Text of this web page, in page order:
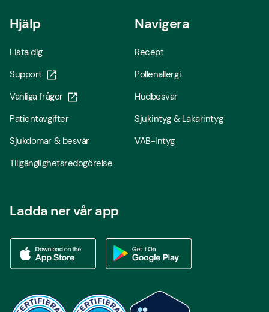
Hjälp
Lista dig
Support
Vanliga frågor
Patientavgifter
Sjukdomar & besvär
Tillgänglighetsredogörelse
Navigera
Recept
Pollenallergi
Hudbesvär
Sjukintyg & Läkarintyg
VAB-intyg
Ladda ner vår app